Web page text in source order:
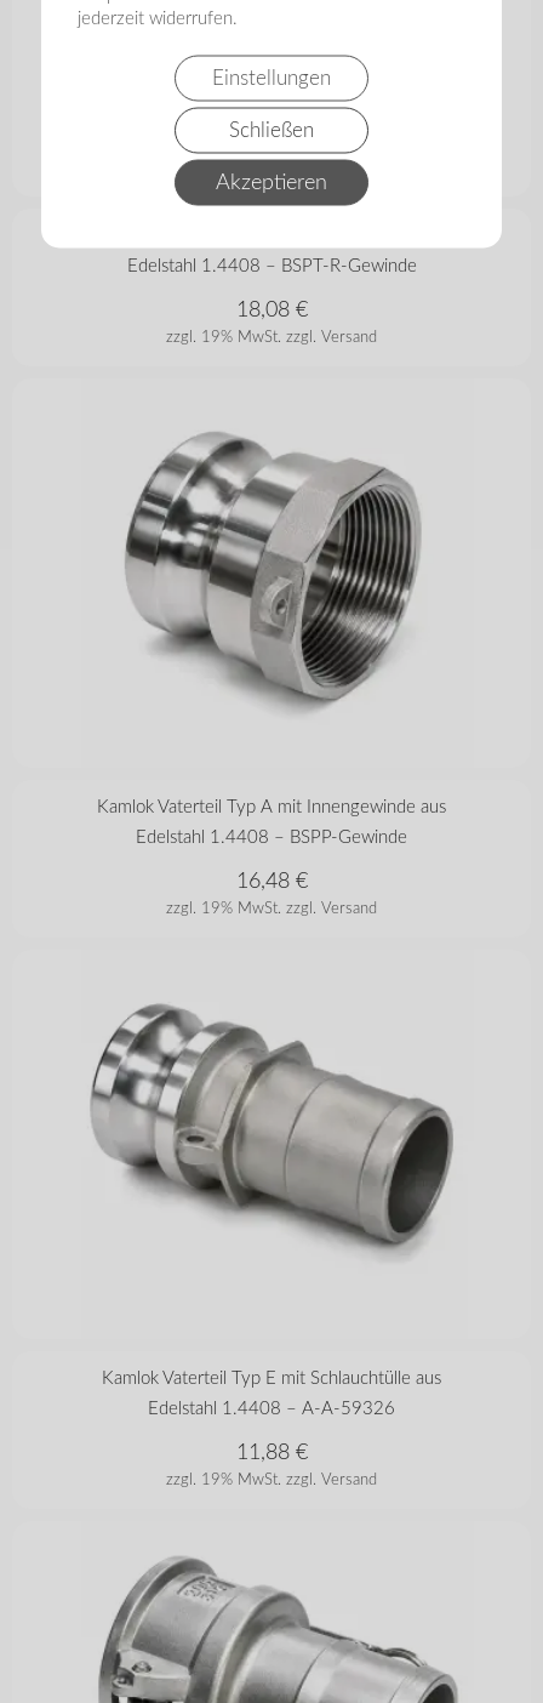
jederzeit widerrufen.
Einstellungen
Schließen
Akzeptieren
Edelstahl 1.4408 – BSPT-R-Gewinde
zzgl. 19% MwSt. zzgl. Versand
18,08€
in vielen Varianten
Kamlok Vaterteil Typ A mit Innengewinde aus
Edelstahl 1.4408 – BSPP-Gewinde
zzgl. 19% MwSt. zzgl. Versand
16,48€
in vielen Varianten
Kamlok Vaterteil Typ E mit Schlauchtülle aus
Edelstahl 1.4408 – A-A-59326
zzgl. 19% MwSt. zzgl. Versand
11,88€